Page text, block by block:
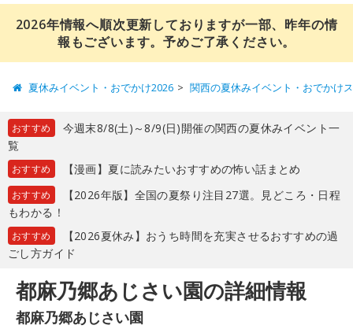
2026年情報へ順次更新しておりますが一部、昨年の情
報もございます。予めご了承ください。
夏休みイベント・おでかけ2026 関西の夏休みイベント・おでかけ
おすすめ
今週末8/8(土)～8/9(日)開催の関西の夏休みイベント一
覧
おすすめ 【漫画】夏に読みたいおすすめの怖い話まとめ
おすすめ
【2026年版】全国の夏祭り注目27選。見どころ・日程
もわかる！
おすすめ
【2026夏休み】おうち時間を充実させるおすすめの過
ごし方ガイド
都麻乃郷あじさい園の詳細情報
都麻乃郷あじさい園